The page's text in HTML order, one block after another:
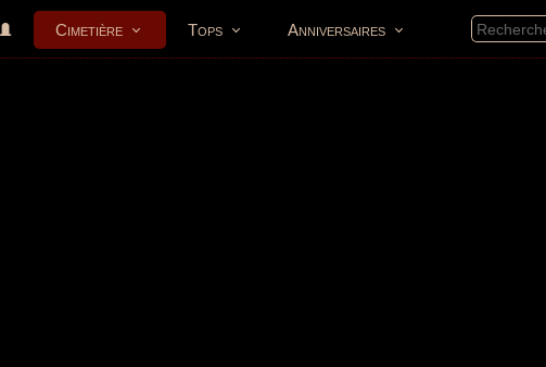
Cimetière Tops Anniversaires